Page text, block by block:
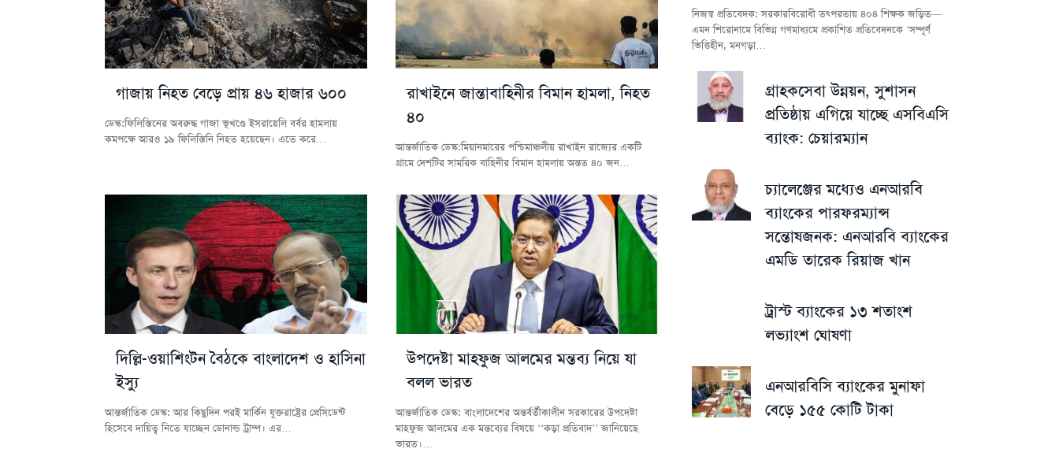
গাজায় নিহত বেড়ে প্রায় ৪৬ হাজার ৬০০
ডেস্ক:ফিলিস্তিনের অবরুদ্ধ গাজা ভূখণ্ডে ইসরায়েলি বর্বর হামলায়
কমপক্ষে আরও ১৯ ফিলিস্তিনি নিহত হয়েছেন। এতে করে…
রাখাইনে জান্তাবাহিনীর বিমান হামলা, নিহত
৪০
আন্তর্জাতিক ডেস্ক:মিয়ানমারের পশ্চিমাঞ্চলীয় রাখাইন রাজ্যের একটি
গ্রামে দেশটির সামরিক বাহিনীর বিমান হামলায় অন্তত ৪০ জন…
দিল্লি-ওয়াশিংটন বৈঠকে বাংলাদেশ ও হাসিনা
ইস্যু
আন্তর্জাতিক ডেস্ক: আর কিছুদিন পরই মার্কিন যুক্তরাষ্ট্রের প্রেসিডেন্ট
হিসেবে দায়িত্ব নিতে যাচ্ছেন ডোনাল্ড ট্রাম্প। এর…
উপদেষ্টা মাহফুজ আলমের মন্তব্য নিয়ে যা
বলল ভারত
আন্তর্জাতিক ডেস্ক: বাংলাদেশের অন্তর্বর্তীকালীন সরকারের উপদেষ্টা
মাহফুজ আলমের এক মন্তব্যের বিষয়ে ‘‘কড়া প্রতিবাদ’’ জানিয়েছে
ভারত।…
নিজস্ব প্রতিবেদক: সরকারবিরোধী তৎপরতায় ৪০৪ শিক্ষক জড়িত—
এমন শিরোনামে বিভিন্ন গণমাধ্যমে প্রকাশিত প্রতিবেদনকে ‘সম্পূর্ণ
ভিত্তিহীন, মনগড়া…
গ্রাহকসেবা উন্নয়ন, সুশাসন
প্রতিষ্ঠায় এগিয়ে যাচ্ছে এসবিএসি
ব্যাংক: চেয়ারম্যান
চ্যালেঞ্জের মধ্যেও এনআরবি
ব্যাংকের পারফরম্যান্স
সন্তোষজনক: এনআরবি ব্যাংকের
এমডি তারেক রিয়াজ খান
ট্রাস্ট ব্যাংকের ১৩ শতাংশ
লভ্যাংশ ঘোষণা
এনআরবিসি ব্যাংকের মুনাফা
বেড়ে ১৫৫ কোটি টাকা